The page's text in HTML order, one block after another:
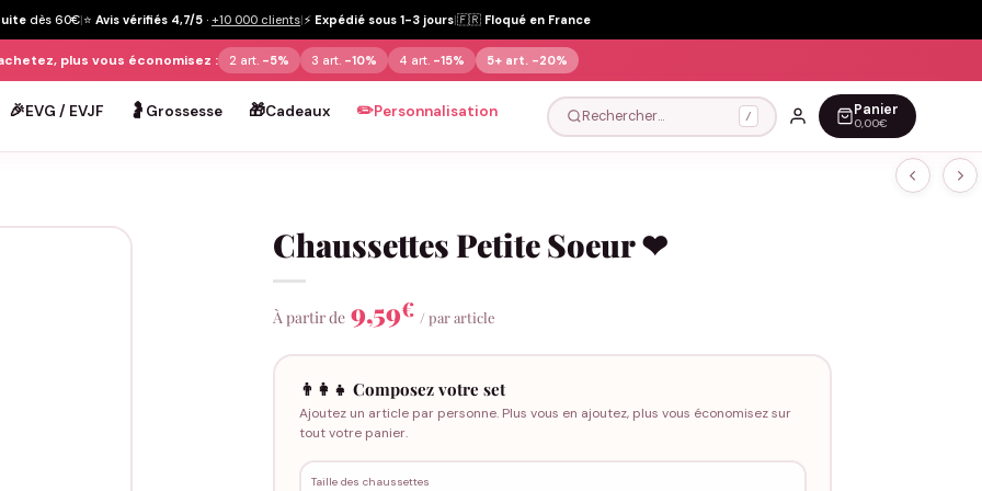
dès 60€|⭐ Avis vérifiés 4,7/5 · +10 000 clients|⚡ Expédié sous 1-3 jours|🇫🇷 Floqué en France
plus vous économisez : 2 art. -5% 3 art. -10% 4 art. -15% 5+ art. -20%
🎉EVG / EVJF 🤰 Grossesse 🎁Cadeaux ✏️Personnalisation Rechercher… / Panier
0,00€
Chaussettes Petite Soeur ❤
À partir de 9,59€ / par article
👨‍👩‍👧 Composez votre set
Ajoutez un article par personne. Plus vous en ajoutez, plus vous économisez sur
tout votre panier.
Taille des chaussettes